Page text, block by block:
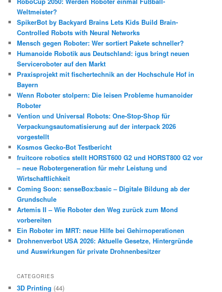
Weltmeister?
SpikerBot by Backyard Brains Lets Kids Build Brain-
Controlled Robots with Neural Networks
Mensch gegen Roboter: Wer sortiert Pakete schneller?
Humanoide Robotik aus Deutschland: igus bringt neuen
Serviceroboter auf den Markt
Praxisprojekt mit fischertechnik an der Hochschule Hof in
Bayern
Wenn Roboter stolpern: Die leisen Probleme humanoider
Roboter
Vention und Universal Robots: One-Stop-Shop für
Verpackungsautomatisierung auf der interpack 2026
vorgestellt
Kosmos Gecko-Bot Testbericht
fruitcore robotics stellt HORST600 G2 und HORST800 G2 vor
– neue Robotergeneration für mehr Leistung und
Wirtschaftlichkeit
Coming Soon: senseBox:basic – Digitale Bildung ab der
Grundschule
Artemis II – Wie Roboter den Weg zurück zum Mond
vorbereiten
Ein Roboter im MRT: neue Hilfe bei Gehirnoperationen
Drohnenverbot USA 2026: Aktuelle Gesetze, Hintergründe
und Auswirkungen für private Drohnenbesitzer
CATEGORIES
3D Printing (44)